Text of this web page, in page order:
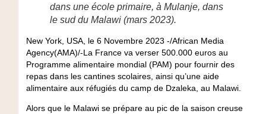
dans une école primaire, à Mulanje, dans
le sud du Malawi (mars 2023).
New York, USA, le 6 Novembre 2023 -/African Media
Agency(AMA)/-La France va verser 500.000 euros au
Programme alimentaire mondial (PAM) pour fournir des
repas dans les cantines scolaires, ainsi qu’une aide
alimentaire aux réfugiés du camp de Dzaleka, au Malawi.
Alors que le Malawi se prépare au pic de la saison creuse